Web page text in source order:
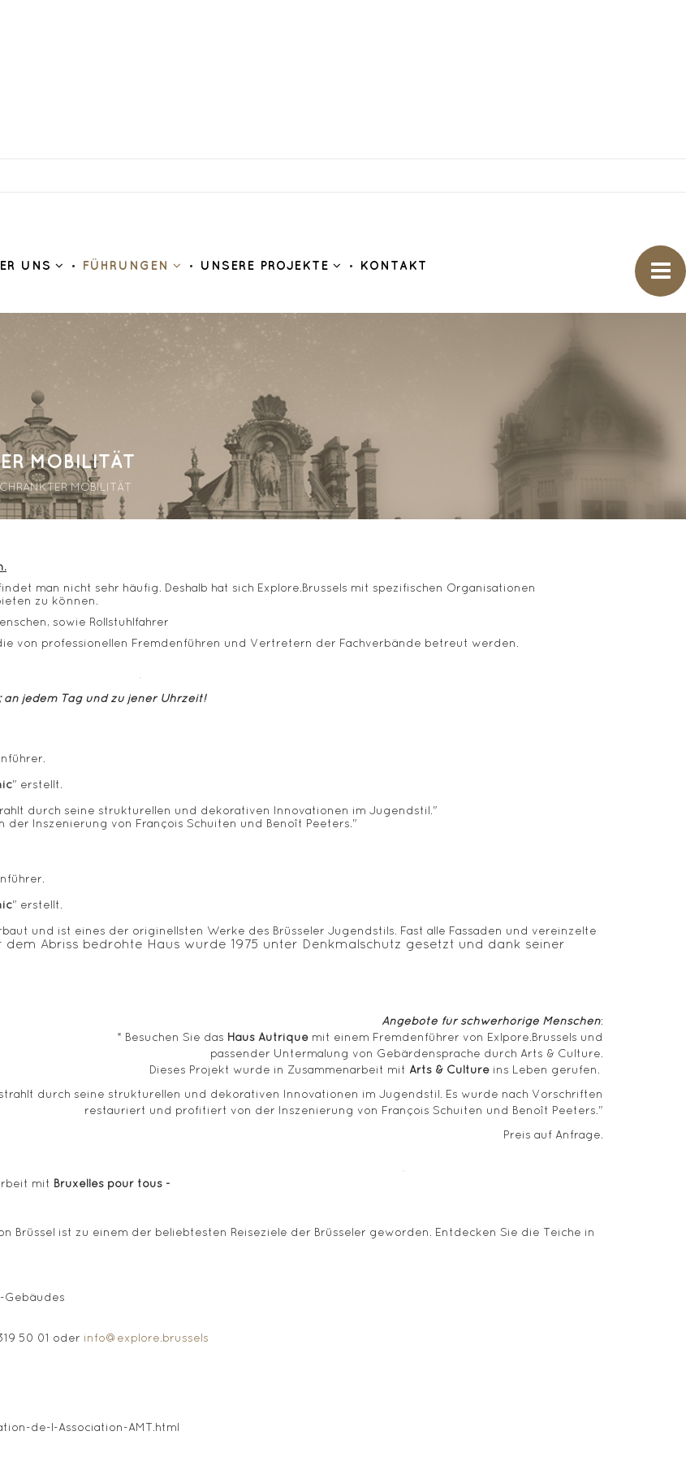
UNS FÜHRUNGEN UNSERE PROJEKTE KONTAKT
MOBILITÄT
MOBILITÄT
man nicht sehr häufig. Deshalb hat sich Explore.Brussels mit spezifischen Organisationen
zu können.
sowie Rollstuhlfahrer
von professionellen Fremdenführen und Vertretern der Fachverbände betreut werden.
jedem Tag und zu jener Uhrzeit!
" erstellt.
durch seine strukturellen und dekorativen Innovationen im Jugendstil."
Inszenierung von François Schuiten und Benoît Peeters."
" erstellt.
und ist eines der originellsten Werke des Brüsseler Jugendstils. Fast alle Fassaden und vereinzelte
dem Abriss bedrohte Haus wurde 1975 unter Denkmalschutz gesetzt und dank seiner
Angebote für schwerhörige Menschen:
* Besuchen Sie das Haus Autrique mit einem Fremdenführer von Exlpore.Brussels und
passender Untermalung von Gebärdensprache durch Arts & Culture.
Dieses Projekt wurde in Zusammenarbeit mit Arts & Culture ins Leben gerufen.
durch seine strukturellen und dekorativen Innovationen im Jugendstil. Es wurde nach Vorschriften
restauriert und profitiert von der Inszenierung von François Schuiten und Benoît Peeters."
Preis auf Anfrage.
mit Bruxelles pour tous -
Brüssel ist zu einem der beliebtesten Reiseziele der Brüsseler geworden. Entdecken Sie die Teiche in
Gebäudes
50 01 oder info@explore.brussels
de-l-Association-AMT.html